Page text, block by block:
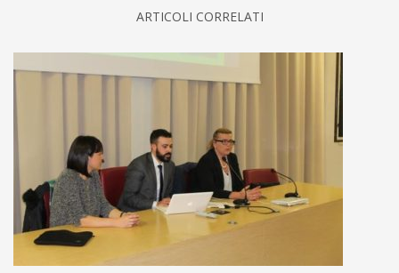
ARTICOLI CORRELATI